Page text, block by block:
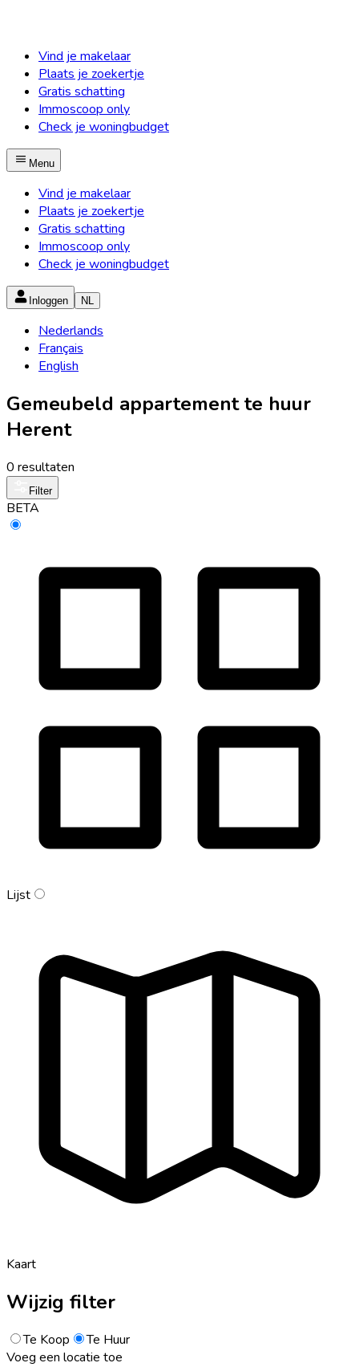
Vind je makelaar
Plaats je zoekertje
Gratis schatting
Immoscoop only
Check je woningbudget
Menu
Vind je makelaar
Plaats je zoekertje
Gratis schatting
Immoscoop only
Check je woningbudget
Inloggen NL
Nederlands
Français
English
Gemeubeld appartement te huur
Herent
0 resultaten
Filter
BETA
Lijst
Kaart
Wijzig filter
Te Koop
Te Huur
Voeg een locatie toe